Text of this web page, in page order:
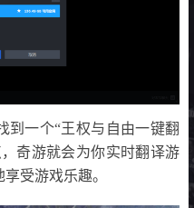
到一个“王权与自由一键翻
奇游就会为你实时翻译游
受游戏乐趣。